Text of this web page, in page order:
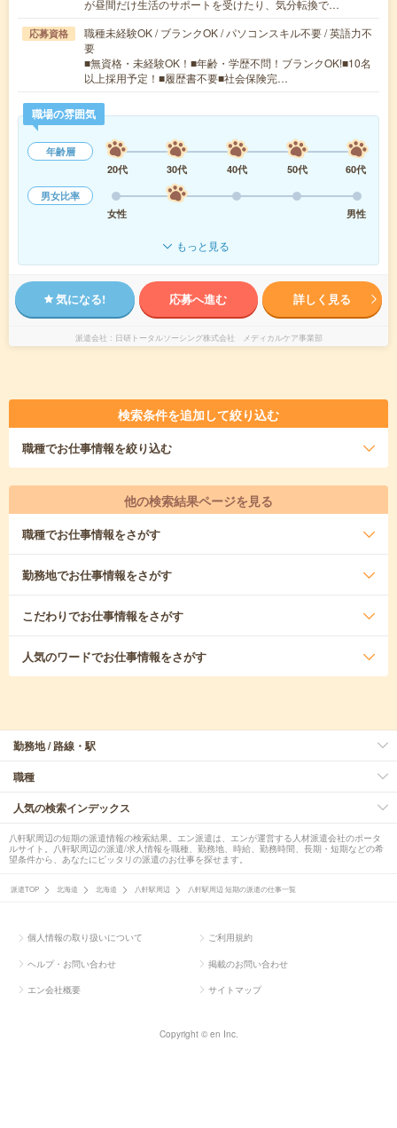
が昼間だけ生活のサポートを受けたり、気分転換で…
応募資格
職種未経験OK / ブランクOK / パソコンスキル不要 / 英語力不
要
■無資格・未経験OK！■年齢・学歴不問！ブランクOK!■10名
以上採用予定！■履歴書不要■社会保険完…
職場の雰囲気
年齢層
20代
30代 40代 50代
60代
男女比率
女性
男性
もっと見る
気になる! 応募へ進む 詳しく見る
派遣会社 日研トータルソーシング株式会社 メディカルケア事業部
検索条件を追加して絞り込む
職種でお仕事情報を絞り込む
他の検索結果ページを見る
職種でお仕事情報をさがす
勤務地でお仕事情報をさがす
こだわりでお仕事情報をさがす
人気のワードでお仕事情報をさがす
勤務地 / 路線・駅
職種
人気の検索インデックス
八軒駅周辺の短期の派遣情報の検索結果。エン派遣は、エンが運営する人材派遣会社のポータ
ルサイト。八軒駅周辺の派遣/求人情報を職種、勤務地、時給、勤務時間、長期・短期などの希
望条件から、あなたにピッタリの派遣のお仕事を探せます。
派遣TOP 北海道 北海道 八軒駅周辺 八軒駅周辺 短期の派遣の仕事一覧
個人情報の取り扱いについて ご利用規約
ヘルプ・お問い合わせ 掲載のお問い合わせ
エン会社概要 サイトマップ
Copyright © en Inc.